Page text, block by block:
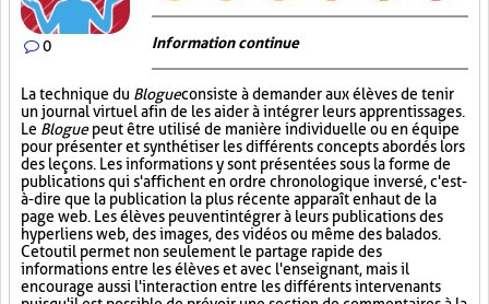
0 Information continue
La technique du Blogueconsiste à demander aux élèves de tenir
un journal virtuel afin de les aider à intégrer leurs apprentissages.
Le Bloguepeut être utilisé de manière individuelle ou en équipe
pour présenter et synthétiser les différents concepts abordés lors
des leçons. Les informations y sont présentées sous la forme de
publications qui s'affichent en ordre chronologique inversé, c'est-
à-dire que la publication la plus récente apparaît en haut de la
page web. Les élèves peuvent intégrer à leurs publications des
hyperliens web, des images, des vidéos ou même des balados.
Cet outil permet non seulement le partage rapide des
informations entre les élèves et avec l'enseignant, mais il
encourage aussi l'interaction entre les différents intervenants